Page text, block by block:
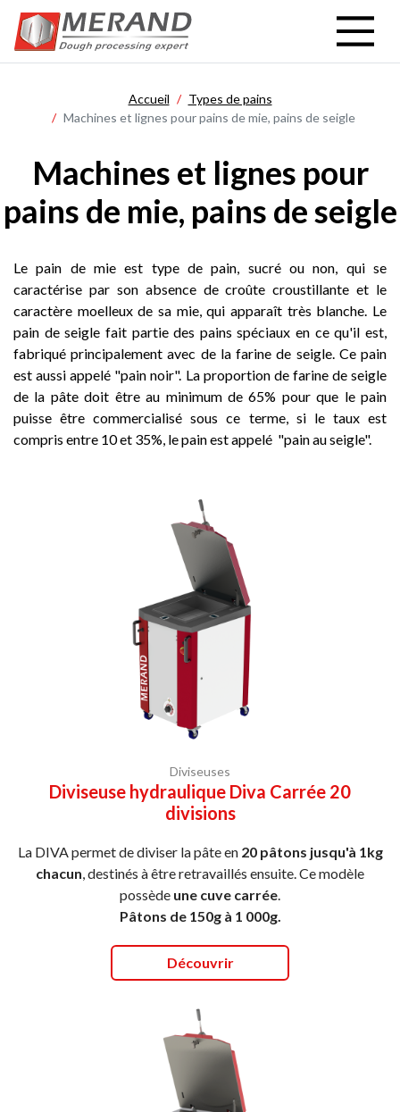
Aller
contenu
Accueil
Types de pains
Machines et lignes pour pains de mie, pains de seigle
Machines et lignes pour
pains de mie, pains de seigle
Le pain de mie est type de pain, sucré ou non, qui se
caractérise par son absence de croûte croustillante et le
caractère moelleux de sa mie, qui apparaît très blanche. Le
pain de seigle fait partie des pains spéciaux en ce qu'il est,
fabriqué principalement avec de la farine de seigle. Ce pain
est aussi appelé "pain noir". La proportion de farine de seigle
de la pâte doit être au minimum de 65% pour que le pain
puisse être commercialisé sous ce terme, si le taux est
compris entre 10 et 35%, le pain est appelé "pain au seigle".
Diviseuses
Diviseuse hydraulique Diva Carrée 20
divisions
La DIVA permet de diviser la pâte en 20 pâtons jusqu'à 1kg
chacun , destinés à être retravaillés ensuite. Ce modèle
possède une cuve carrée
Pâtons de 150g à 1 000g.
Découvrir